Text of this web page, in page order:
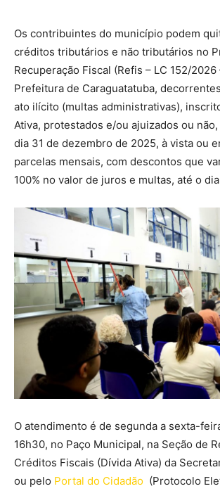
Os contribuintes do município podem
créditos tributários e não tributários no
Recuperação Fiscal (Refis – LC 152/
Prefeitura de Caraguatatuba,
ato ilícito (multas administrativas),
Ativa, protestados e/ou ajuizados ou
dia 31 de dezembro de 2025, à vista ou
parcelas mensais, com descontos que
100% no valor de juros e multas, até o
O atendimento é de segunda a sexta-
16h30, no Paço Municipal, na Seção de
Créditos Fiscais (Dívida Ativa) da
ou pelo Portal do Cidadão (Protocolo